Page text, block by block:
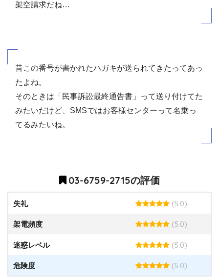
架空請求だね…
昔この番号が書かれたハガキが送られてきたってあっ
たよね。
そのときは「民事訴訟最終通告書」って送り付けてた
みたいだけど、SMSではお客様センターって名乗っ
てるみたいね。
03-6759-2715の評価
失礼 (5.0)
架電頻度 (5.0)
迷惑レベル (5.0)
危険度 (5.0)